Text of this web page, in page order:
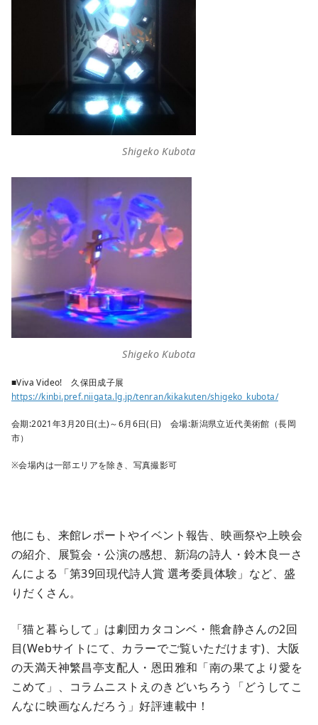
Shigeko Kubota
Shigeko Kubota
■Viva Video! 久保田成子展
https://kinbi.pref.niigata.lg.jp/tenran/kikakuten/shigeko_kubota/
会期:2021年3月20日(土)～6月6日(日) 会場:新潟県立近代美術館（長岡
市）
※会場内は一部エリアを除き、写真撮影可
他にも、来館レポートやイベント報告、映画祭や上映会
の紹介、展覧会・公演の感想、新潟の詩人・鈴木良一さ
んによる「第39回現代詩人賞 選考委員体験」など、盛
りだくさん。
「猫と暮らして」は劇団カタコンベ・熊倉静さんの2回
目(Webサイトにて、カラーでご覧いただけます)、大阪
の天満天神繁昌亭支配人・恩田雅和「南の果てより愛を
こめて」、コラムニストえのきどいちろう「どうしてこ
んなに映画なんだろう」好評連載中！